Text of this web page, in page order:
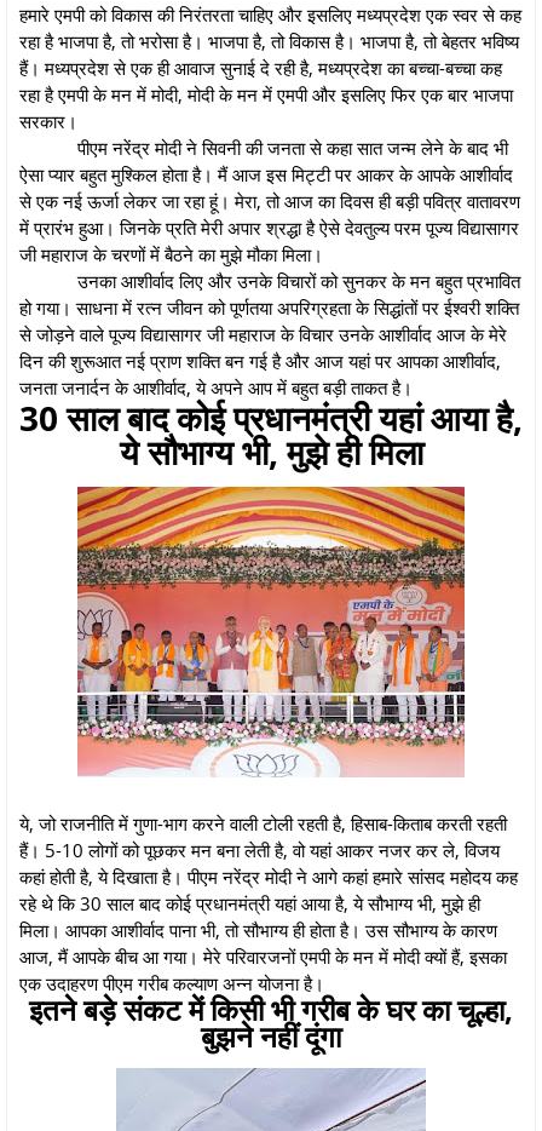
हमारे एमपी को विकास की निरंतरता चाहिए और इसलिए मध्यप्रदेश एक स्वर से कह
रहा है भाजपा है, तो भरोसा है। भाजपा है, तो विकास है। भाजपा है, तो बेहतर भविष्य
हैं। मध्यप्रदेश से एक ही आवाज सुनाई दे रही है, मध्यप्रदेश का बच्चा-बच्चा कह
रहा है एमपी के मन में मोदी, मोदी के मन में एमपी और इसलिए फिर एक बार भाजपा
सरकार।
पीएम नरेंद्र मोदी ने सिवनी की जनता से कहा सात जन्म लेने के बाद भी
ऐसा प्यार बहुत मुश्किल होता है। मैं आज इस मिट्टी पर आकर के आपके आशीर्वाद
से एक नई ऊर्जा लेकर जा रहा हूं। मेरा, तो आज का दिवस ही बड़ी पवित्र वातावरण
में प्रारंभ हुआ। जिनके प्रति मेरी अपार श्रद्धा है ऐसे देवतुल्य परम पूज्य विद्यासागर
जी महाराज के चरणों में बैठने का मुझे मौका मिला।
उनका आशीर्वाद लिए और उनके विचारों को सुनकर के मन बहुत प्रभावित
हो गया। साधना में रत्न जीवन को पूर्णतया अपरिग्रहता के सिद्धांतों पर ईश्वरी शक्ति
से जोड़ने वाले पूज्य विद्यासागर जी महाराज के विचार उनके आशीर्वाद आज के मेरे
दिन की शुरूआत नई प्राण शक्ति बन गई है और आज यहां पर आपका आशीर्वाद,
जनता जनार्दन के आशीर्वाद, ये अपने आप में बहुत बड़ी ताकत है।
30 साल बाद कोई प्रधानमंत्री यहां आया है,
ये सौभाग्य भी, मुझे ही मिला
ये, जो राजनीति में गुणा-भाग करने वाली टोली रहती है, हिसाब-किताब करती रहती
हैं। 5-10 लोगों को पूछकर मन बना लेती है, वो यहां आकर नजर कर ले, विजय
कहां होती है, ये दिखाता है। पीएम नरेंद्र मोदी ने आगे कहां हमारे सांसद महोदय कह
रहे थे कि 30 साल बाद कोई प्रधानमंत्री यहां आया है, ये सौभाग्य भी, मुझे ही
मिला। आपका आशीर्वाद पाना भी, तो सौभाग्य ही होता है। उस सौभाग्य के कारण
आज, मैं आपके बीच आ गया। मेरे परिवारजनों एमपी के मन में मोदी क्यों हैं, इसका
एक उदाहरण पीएम गरीब कल्याण अन्न योजना है।
इतने बड़े संकट में किसी भी गरीब के घर का चूल्हा,
बुझने नहीं दूंगा